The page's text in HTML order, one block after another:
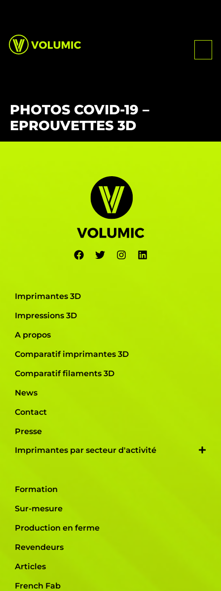
PHOTOS COVID-19 –
EPROUVETTES 3D
Imprimantes 3D
Impressions 3D
A propos
Comparatif imprimantes 3D
Comparatif filaments 3D
News
Contact
Presse
Imprimantes par secteur d'activité
Formation
Sur-mesure
Production en ferme
Revendeurs
Articles
French Fab